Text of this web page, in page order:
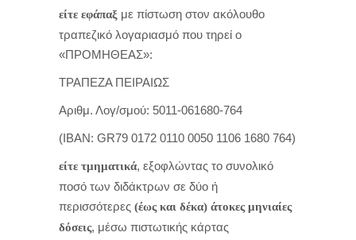
είτε εφάπαξ με πίστωση στον ακόλουθο
τραπεζικό λογαριασμό που τηρεί ο
«ΠΡΟΜΗΘΕΑΣ»:
ΤΡΑΠΕΖΑ ΠΕΙΡΑΙΩΣ
Αριθμ. Λογ/σμού: 5011-061680-764
(ΙΒΑΝ: GR79 0172 0110 0050 1106 1680 764)
είτε τμηματικά, εξοφλώντας το συνολικό
ποσό των διδάκτρων σε δύο ή
περισσότερες (έως και δέκα) άτοκες μηνιαίες
δόσεις, μέσω πιστωτικής κάρτας